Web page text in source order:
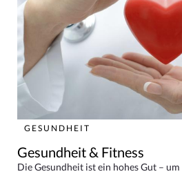
GESUNDHEIT
Gesundheit & Fitness
Die Gesundheit ist ein hohes Gut – um